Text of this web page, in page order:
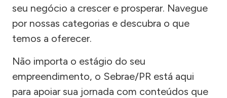
seu negócio a crescer e prosperar. Navegue
por nossas categorias e descubra o que
temos a oferecer.
Não importa o estágio do seu
empreendimento, o Sebrae/PR está aqui
para apoiar sua jornada com conteúdos que